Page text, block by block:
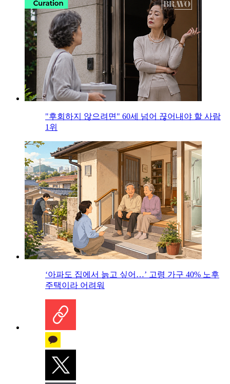
"후회하지 않으려면" 60세 넘어 끊어내야 할 사람
1위
‘아파도 집에서 늙고 싶어…’ 고령 가구 40% 노후
주택이라 어려워